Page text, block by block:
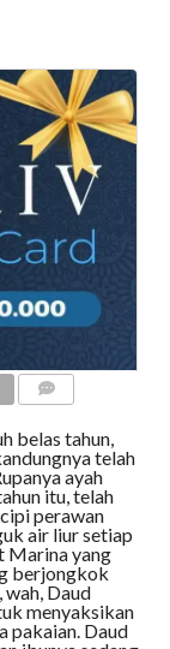
belas tahun,
telah
ayah
itu, telah
perawan
air liur setiap
Marina yang
berjongkok
wah, Daud
menyaksikan
pakaian. Daud